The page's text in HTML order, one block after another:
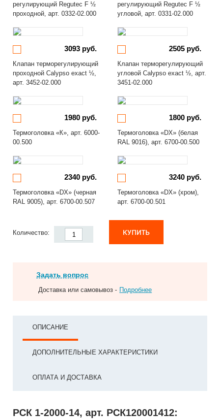
регулирующий Regutec F ½
проходной, арт. 0332-02.000
регулирующий Regutec F ½
угловой, арт. 0331-02.000
3093 руб.
Клапан терморегулирующий
проходной Calypso exact ½,
арт. 3452-02.000
2505 руб.
Клапан терморегулирующий
угловой Calypso exact ½, арт.
3451-02.000
1980 руб.
Термоголовка «К», арт. 6000-
00.500
1800 руб.
Термоголовка «DX» (белая
RAL 9016), арт. 6700-00.500
2340 руб.
Термоголовка «DX» (черная
RAL 9005), арт. 6700-00.507
3240 руб.
Термоголовка «DX» (хром),
арт. 6700-00.501
Количество: КУПИТЬ
Задать вопрос
Доставка или самовывоз - Подробнее
ОПИСАНИЕ
ДОПОЛНИТЕЛЬНЫЕ ХАРАКТЕРИСТИКИ
ОПЛАТА И ДОСТАВКА
РСК 1-2000-14, арт. РСК120001412: